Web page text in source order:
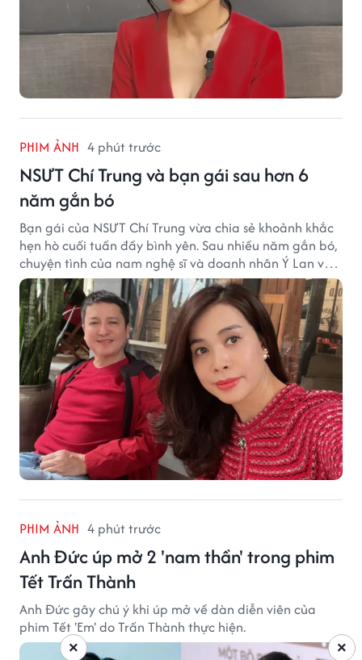
PHIM ẢNH 4 phút trước
NSƯT Chí Trung và bạn gái sau hơn 6
năm gắn bó
Bạn gái của NSƯT Chí Trung vừa chia sẻ khoảnh khắc
hẹn hò cuối tuần đầy bình yên. Sau nhiều năm gắn bó,
chuyện tình của nam nghệ sĩ và doanh nhân Ý Lan vẫn
nhận được sự quan tâm từ công chúng.
PHIM ẢNH 4 phút trước
Anh Đức úp mở 2 'nam thần' trong phim
Tết Trấn Thành
Anh Đức gây chú ý khi úp mở về dàn diễn viên của
phim Tết 'Em' do Trấn Thành thực hiện.
×
×